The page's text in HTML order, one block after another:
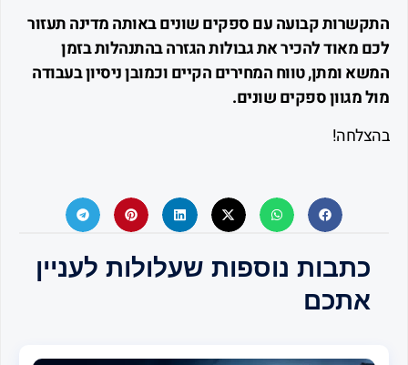
קבועה עם ספקים שונים באותה מדינה תעזור
להכיר את גבולות הגזרה בהתנהלות בזמן
ומתן, טווח המחירים הקיים וכמובן ניסיון בעבודה
ספקים שונים.
נוספות שעלולות לעניין